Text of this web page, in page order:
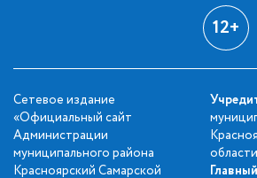
12+
Сетевое издание
«Официальный сайт
Администрации
муниципального района
Красноярский Самарской
области